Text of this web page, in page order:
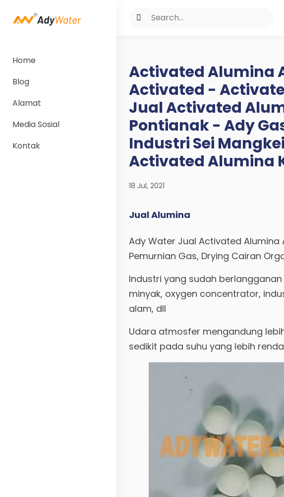
Home
Blog
Alamat
Media Sosial
Kontak
Activated Alumina
Activated -
Jual Activated
Pontianak - Ady
Industri Sei
Activated Alumina
18 Jul, 2021
Jual Alumina
Ady Water Jual Activated Alumina
Pemurnian Gas, Drying Cairan
Industri yang sudah
minyak, oxygen concentrator,
alam, dll
Udara atmosfer mengandung
sedikit pada suhu yang lebih